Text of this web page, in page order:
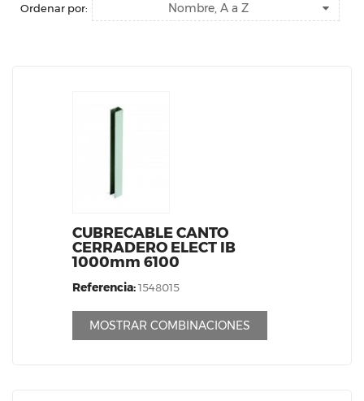
Ordenar por: Nombre, A a Z
CUBRECABLE CANTO
CERRADERO ELECT IB
1000mm 6100
Referencia:1548015
MOSTRAR COMBINACIONES